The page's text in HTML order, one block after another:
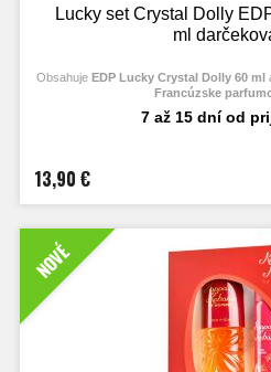
Lucky set Crystal Dolly
ml
Obsahuje EDP Lucky Crystal Dolly 60 ml
Francúzske
7 až 15 dní od
13,90 €
NOVÉ